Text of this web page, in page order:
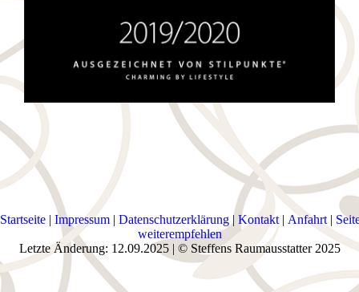
Startseite | Impressum | Datenschutzerklärung | Kontakt | Anfahrt |
weiterempfehlen
Letzte Änderung: 12.09.2025 | © Steffens Raumausstatter 2025